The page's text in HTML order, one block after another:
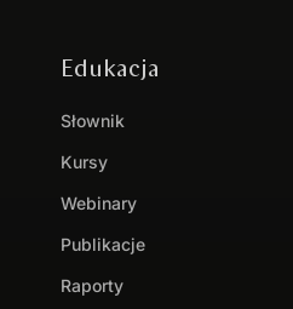
Edukacja
Słownik
Kursy
Webinary
Publikacje
Raporty